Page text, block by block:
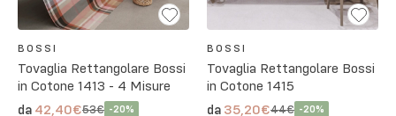
BOSSI
Tovaglia Rettangolare Bossi
in Cotone 1413 - 4 Misure
da 42,40€53€ -20%
BOSSI
Tovaglia Rettangolare Bossi
in Cotone 1415
da 35,20€44€ -20%